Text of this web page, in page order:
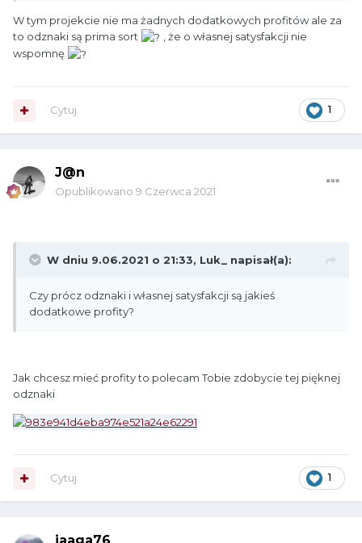
W tym projekcie nie ma żadnych dodatkowych profitów ale za
to odznaki są prima sort
, że o własnej satysfakcji nie
wspomnę
1
Cytuj
J@n
Opublikowano 9 Czerwca 2021
W dniu 9.06.2021 o 21:33, Luk_ napisał(a):
Czy prócz odznaki i własnej satysfakcji są jakieś
dodatkowe profity?
Jak chcesz mieć profity to polecam Tobie zdobycie tej pięknej
odznaki
1
Cytuj